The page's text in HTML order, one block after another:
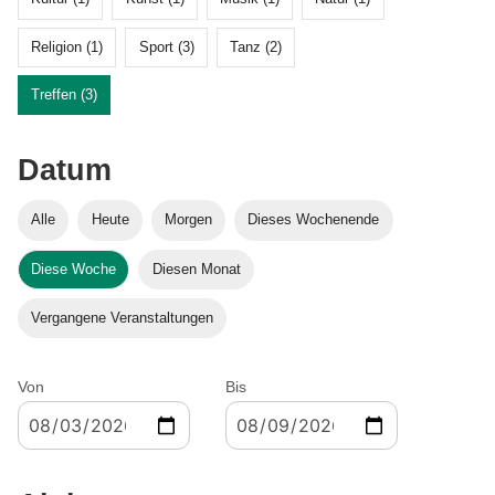
Religion (1) Sport (3) Tanz (2)
Treffen (3)
Datum
Alle Heute Morgen Dieses Wochenende
Diese Woche Diesen Monat
Vergangene Veranstaltungen
Von Bis